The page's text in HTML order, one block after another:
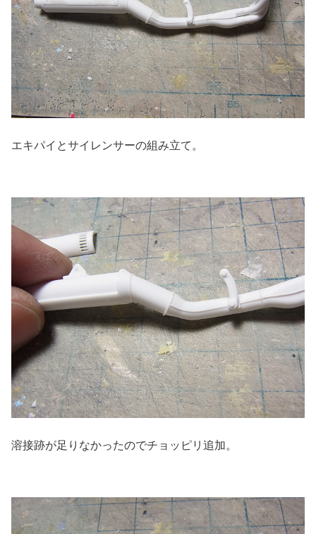
エキパイとサイレンサーの組み立て。
溶接跡が足りなかったのでチョッピリ追加。